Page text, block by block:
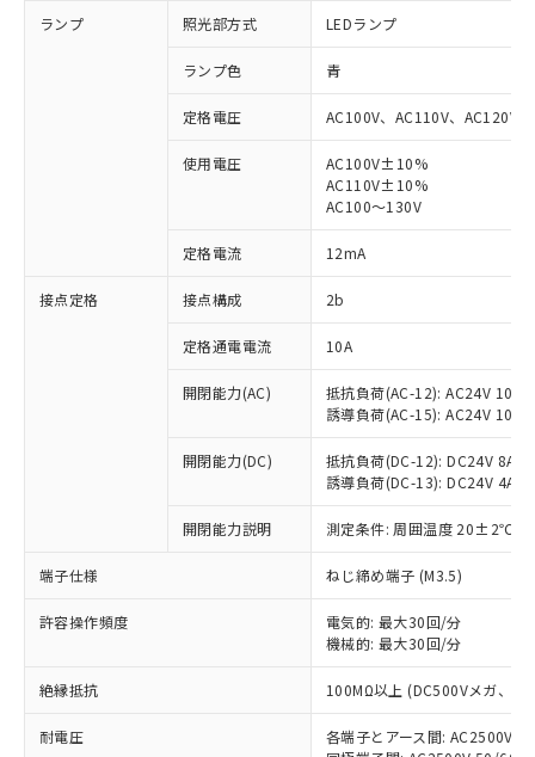
ランプ 照光部方式 LEDランプ
ランプ色 青
定格電圧 AC100V、AC110V、AC120V
使用電圧
AC100V±10%
AC110V±10%
AC100～130V
定格電流 12mA
接点定格 接点構成 2b
定格通電電流 10A
開閉能力(AC)
抵抗負荷(AC-12): AC24V 10A/
誘導負荷(AC-15): AC24V
開閉能力(DC)
抵抗負荷(DC-12): DC24V 8A/
誘導負荷(DC-13): DC24V 4A/
開閉能力説明 測定条件: 周囲温度 20±2℃、
端子仕様 ねじ締め端子 (M3.5)
許容操作頻度
電気的: 最大30回/分
機械的: 最大30回/分
絶縁抵抗 100MΩ以上 (DC500Vメガ、点
耐電圧
各端子とアース間: AC2500V
ご利用条件
以下の条件をお読みいただき、同意のうえ
本サービスは、当社制御機器事業取扱
商品の当社在庫状況および標準価格
(税抜)を提供させていただくもので
当社制御機器事業取扱商品の中には、
本サービスの対象外となる商品もある
ことをご了承ください。
在庫状況および標準価格照会結果は、
記載している更新日時点での社内デー
タに基づき作成されるものであり、閲
準価格とは異なる場合があることをご
対応済み：EU RoHS指令（10物質）の
非含有に対応した製品が提供可能な商品で
対応予定：EU RoHS指令（10物質）の非含
有に対応した製品に切り替える予定のある
対応予定なし：EU RoHS指令（10物質）の
非含有に非対応の商品で、対応品を出す予
調査・確認中：EU RoHS指令（10物質）の
非含有の対応状況を調査中または確認中の
非該当品：ライセンス料など無形物で、有
害物質有無と関係のない商品です。
仕入先様の事情により、非含有部品として
いたものが、含有品と判明した場合などや
むを得ず変更することがあります。
*EU RoHS指令（10物質）：
鉛(Pb) 1000ppm以下、 水銀(Hg) 1000ppm以下、 カド
六価クロム(Cr(Ⅵ)) 1000ppm以下、ポリ臭化ビフェニル
「○」：最大均質材料含有率が中国RoHSの
基準値以下であることを示します。
「×」：最大均質材料含有率が中国RoHSの
基準値を超えていることを示します。
「－」：未確認です。当社販売部門へお問
当社は、これら貴社製品のうち、外国
為替および外国貿易法に定める商品
（以下｢規制貨物等」という）を輸出
または国外への提供する場合は、日本
国政府の輸出許可(または役務取引許
可)を取得するなどの必要な手続きを